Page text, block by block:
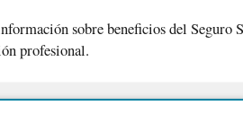
sobre beneficios del
profesional.